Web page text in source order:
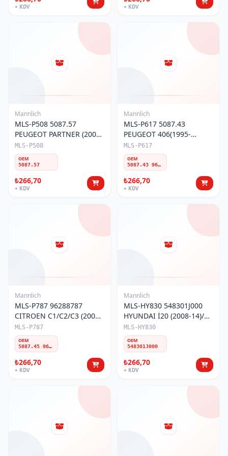
+ KDV + KDV
Mannlich
MLS-P508 5087.57
PEUGEOT PARTNER (2008-
18)/CITROEN C4 GRAND
PICASSO (2007-
13)/BERLINGO(2008-18)
MLS-P508
OEM
5087.57
₺266,70
+ KDV
Mannlich
MLS-P617 5087.43
PEUGEOT 406(1995-
2004)/PEUGEOT 607(2000-
2010)/CITROEN C5 (2001-
2007) ÖN Z-ROT
MLS-P617
OEM
5087.43 96177836 96324274 5087.6 5087.48 508760 19360014581
₺266,70
+ KDV
Mannlich
MLS-P787 96288787
CITROEN C1/C2/C3 (2003-
2009)/PEUGEOT
107/206(2005-2014) ÖN Z-
ROT
MLS-P787
OEM
5087.45 96288787 508774 508771 1646621980 508766 508759 1607323480 9808868280 E459713
₺266,70
+ KDV
Mannlich
MLS-HY830 548301J000
HYUNDAI İ20 (2008-14)/
İX20 (2010-19) ÖN Z-ROT
SOL
MLS-HY830
OEM
548301J000
₺266,70
+ KDV